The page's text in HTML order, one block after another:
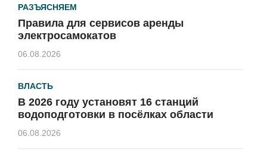
РАЗЪЯСНЯЕМ
Правила для сервисов аренды
электросамокатов
06.08.2026
ВЛАСТЬ
В 2026 году установят 16 станций
водоподготовки в посёлках области
06.08.2026